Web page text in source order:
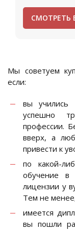
СМОТРЕТЬ
Мы советуем
если:
вы учились
успешно
профессии.
вверх, а
привести к
по какой-
обучение в
лицензии у
Тем не
имеется
вы пошли